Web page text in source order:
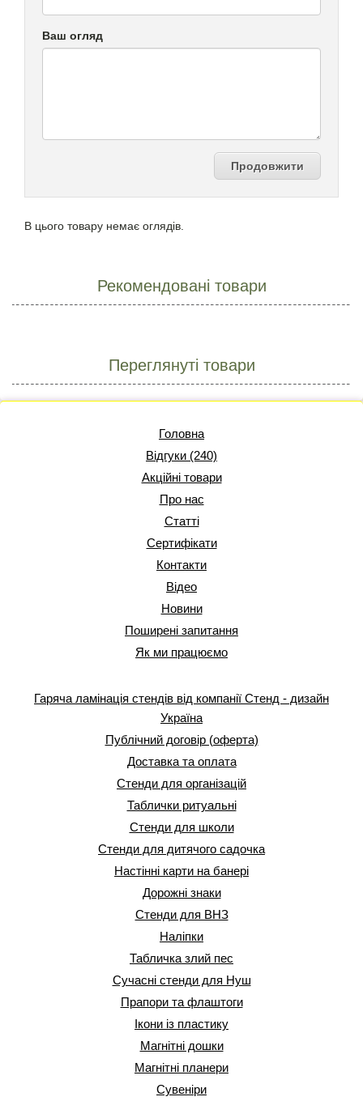
Ваш огляд
Продовжити
В цього товару немає оглядів.
Рекомендовані товари
Переглянуті товари
Головна
Відгуки (240)
Акційні товари
Про нас
Статті
Сертифікати
Контакти
Відео
Новини
Поширені запитання
Як ми працюємо
Гаряча ламінація стендів від компанії Стенд - дизайн
Україна
Публічний договір (оферта)
Доставка та оплата
Стенди для організацій
Таблички ритуальні
Стенди для школи
Стенди для дитячого садочка
Настінні карти на банері
Дорожні знаки
Стенди для ВНЗ
Наліпки
Табличка злий пес
Сучасні стенди для Нуш
Прапори та флаштоги
Ікони із пластику
Магнітні дошки
Магнітні планери
Сувеніри